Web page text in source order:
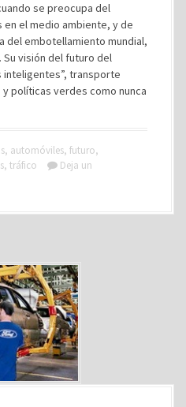
se preocupa del
el medio ambiente, y de
del embotellamiento mundial,
visión del futuro del
transporte
políticas verdes como nunca
, automóviles, futuro,
, tráfico
Deja un